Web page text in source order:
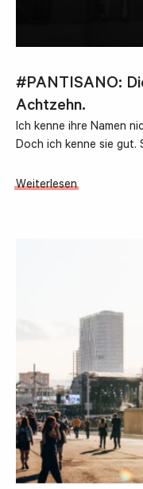
#PANTISANO:
Achtzehn.
Ich kenne ihre Namen
Doch ich kenne sie gut.
Weiterlesen